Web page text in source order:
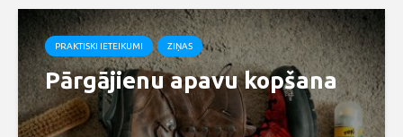
PRAKTISKI IETEIKUMI ZIŅAS
Pārgājienu apavu kopšana